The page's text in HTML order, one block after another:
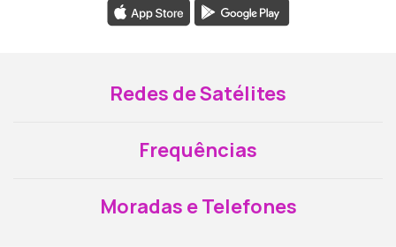
Redes de Satélites
Frequências
Moradas e Telefones